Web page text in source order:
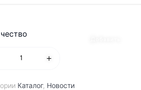
Каталог, Новости